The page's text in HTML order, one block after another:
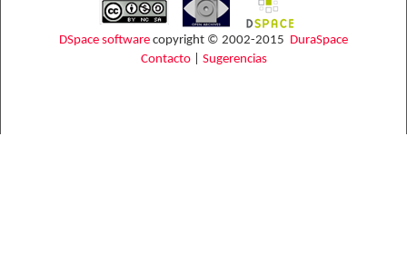
DSpace software copyright © 2002-2015 DuraSpace
Contacto| Sugerencias